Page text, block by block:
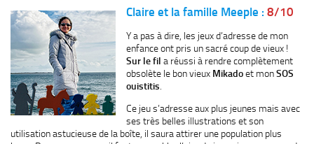
Claire et la famille Meeple : 8/10
Y a pas à dire, les jeux d’adresse de mon
enfance ont pris un sacré coup de vieux !
Sur le fil a réussi à rendre complètement
obsolète le bon vieux Mikadoet monSOS
ouistitis.
Ce jeu s’adresse aux plus jeunes mais avec
ses très belles illustrations et son
utilisation astucieuse de la boîte, il saura attirer une population plus